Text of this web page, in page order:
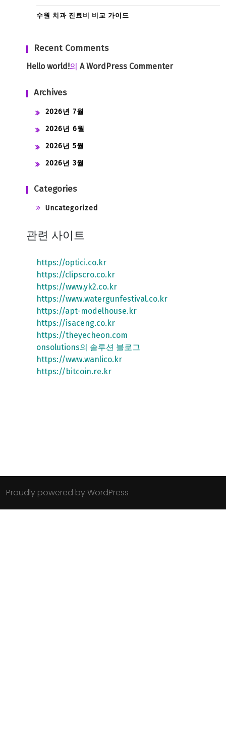
수원 치과 진료비 비교 가이드
Recent Comments
Hello world!의 A WordPress Commenter
Archives
2026년 7월
2026년 6월
2026년 5월
2026년 3월
Categories
Uncategorized
관련 사이트
https://optici.co.kr
https://clipscro.co.kr
https://www.yk2.co.kr
https://www.watergunfestival.co.kr
https://apt-modelhouse.kr
https://isaceng.co.kr
https://theyecheon.com
onsolutions의 솔루션 블로그
https://www.wanlico.kr
https://bitcoin.re.kr
Proudly powered by WordPress